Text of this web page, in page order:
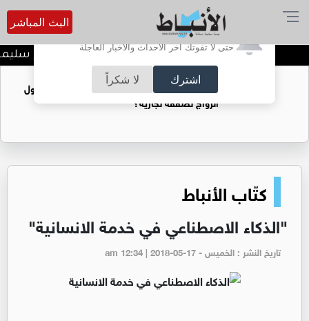
أترغب في تفعيل الإشعارات؟
حتى لا تفوتك آخر الأحداث والأخبار العاجلة
اشترك لا شكراً
البث المباشر
د. منذر جرادات يهنىء الشيخ سليمان
فتيات يستغللنه لتحقيق مكاسب مادية.. هل تحول
الزواج لصفقة تجارية؟
كتّاب الأنباط
"الذكاء الاصطناعي في خدمة الانسانية"
تاريخ النشر : الخميس - am 12:34 | 2018-05-17